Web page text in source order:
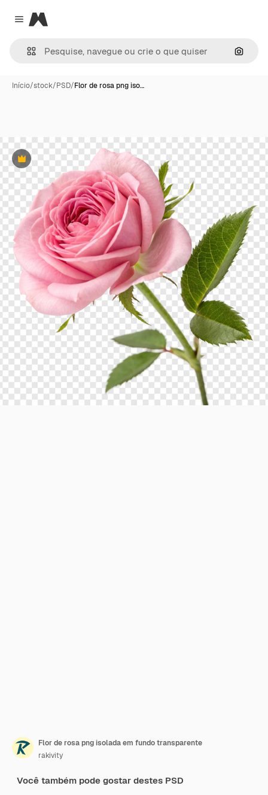
Close menu
Magnific
Início/stock/PSD/Flor de rosa png iso…
Premium
Flor de rosa png isolada em fundo transparente
rakivity
Você também pode gostar destes PSD